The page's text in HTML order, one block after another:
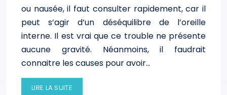
ou nausée, il faut consulter rapidement, car il
peut s’agir d’un déséquilibre de l’oreille
interne. Il est vrai que ce trouble ne présente
aucune gravité. Néanmoins, il faudrait
connaitre les causes pour avoir…
LIRE LA SUITE